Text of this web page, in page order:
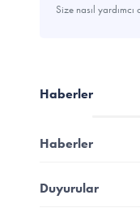
Haberler
Haberler
Duyurular